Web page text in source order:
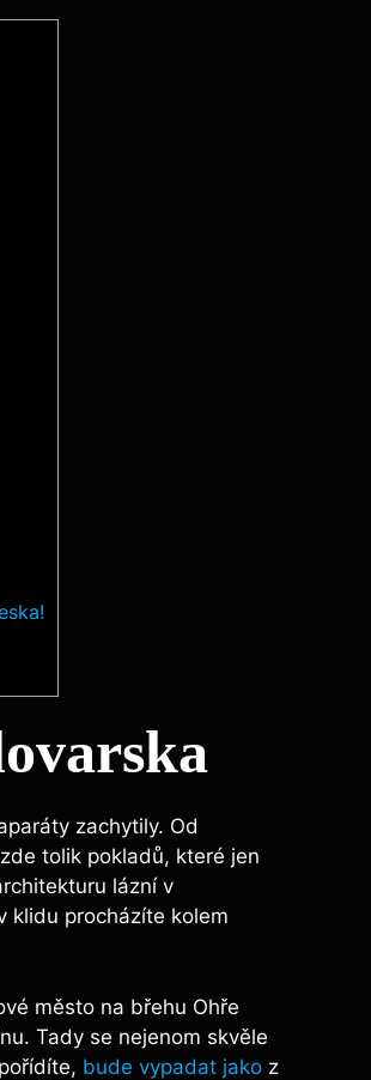
zachytily. Od
tolik pokladů, které jen
lázní v
klidu procházíte kolem
město na břehu Ohře
Tady se nejenom skvěle
bude vypadat jako z